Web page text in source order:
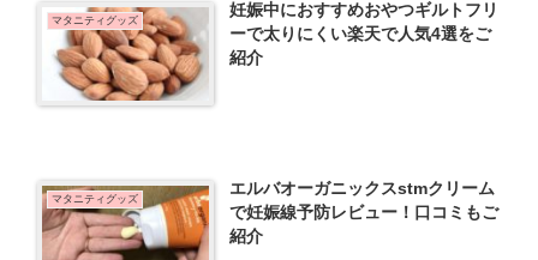
マタニティグッズ
妊娠中におすすめおやつギルトフリ
ーで太りにくい楽天で人気4選をご
紹介
マタニティグッズ
エルバオーガニックスstmクリーム
で妊娠線予防レビュー！口コミもご
紹介